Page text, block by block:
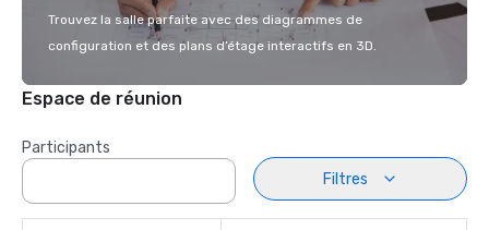
Trouvez la salle parfaite avec des diagrammes de
configuration et des plans d’étage interactifs en 3D.
Espace de réunion
Participants
Filtres